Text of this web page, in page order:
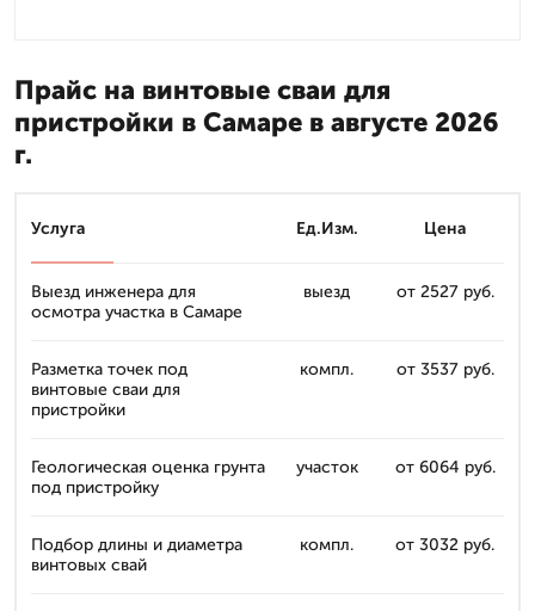
Прайс на винтовые сваи для
пристройки в Самаре в августе 2026
г.
Услуга Ед.Изм. Цена
Выезд инженера для
осмотра участка в Самаре
выезд от 2527 руб.
Разметка точек под
винтовые сваи для
пристройки
компл. от 3537 руб.
Геологическая оценка грунта
под пристройку
участок от 6064 руб.
Подбор длины и диаметра
винтовых свай
компл. от 3032 руб.